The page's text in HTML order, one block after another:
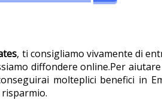
, ti consigliamo vivamente di
diffondere online.Per
molteplici benefici in